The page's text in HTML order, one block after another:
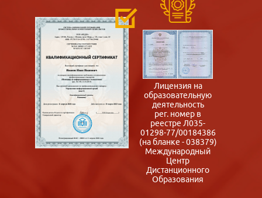
Лицензия на
образовательную
деятельность
рег. номер в
реестре Л035-
01298-77/00184386
(на бланке - 038379)
Международный
Центр
Дистанционного
Образования